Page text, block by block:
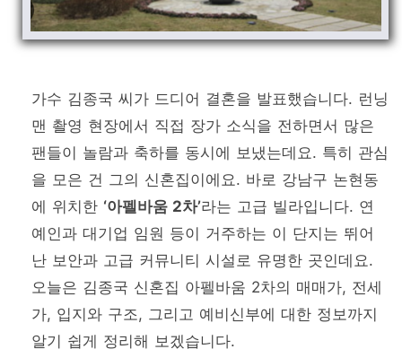
가수 김종국 씨가 드디어 결혼을 발표했습니다. 런닝
맨 촬영 현장에서 직접 장가 소식을 전하면서 많은
팬들이 놀람과 축하를 동시에 보냈는데요. 특히 관심
을 모은 건 그의 신혼집이에요. 바로 강남구 논현동
에 위치한 ‘아펠바움 2차’라는 고급 빌라입니다. 연
예인과 대기업 임원 등이 거주하는 이 단지는 뛰어
난 보안과 고급 커뮤니티 시설로 유명한 곳인데요.
오늘은 김종국 신혼집 아펠바움 2차의 매매가, 전세
가, 입지와 구조, 그리고 예비신부에 대한 정보까지
알기 쉽게 정리해 보겠습니다.